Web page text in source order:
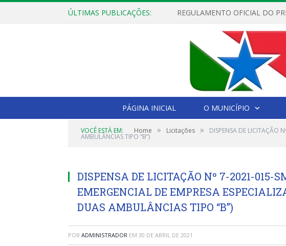
ÚLTIMAS PUBLICAÇÕES:
PÁGINA INICIAL O MUNICÍPIO
VOCÊ ESTÁ EM: Home » Licitações » DISPENSA DE LICITAÇÃO
AMBULÂNCIAS TIPO “B”)
DISPENSA DE LICITAÇÃO Nº 7-2021-015-
EMERGENCIAL DE EMPRESA
DUAS AMBULÂNCIAS TIPO “B”)
POR ADMINISTRADOR EM 30 DE ABRIL DE 2021